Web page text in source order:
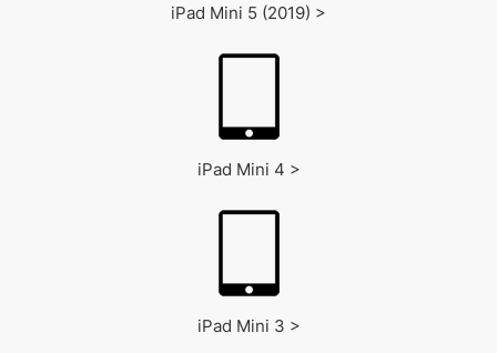
iPad Mini 5 (2019) >
iPad Mini 4 >
iPad Mini 3 >